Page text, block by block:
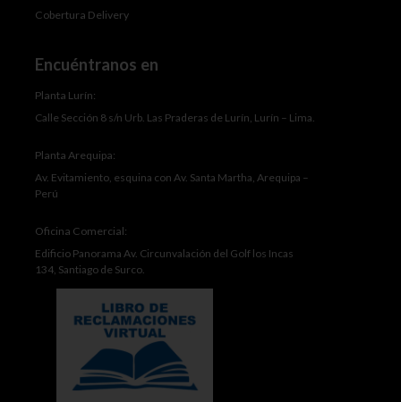
Cobertura Delivery
Encuéntranos en
Planta Lurín:
Calle Sección 8 s/n Urb. Las Praderas de Lurín, Lurín – Lima.
Planta Arequipa:
Av. Evitamiento, esquina con Av. Santa Martha, Arequipa –
Perú
Oficina Comercial:
Edificio Panorama Av. Circunvalación del Golf los Incas
134, Santiago de Surco.